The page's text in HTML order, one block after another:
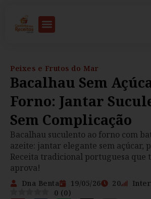
Peixes e Frutos do Mar
Bacalhau Sem
Forno: Jantar
Sem Complicação
Bacalhau suculento ao forno com
azeite: jantar elegante sem açúcar,
Receita tradicional portuguesa que
aprova!
Dna Benta 19/05/26 20
0 (0)